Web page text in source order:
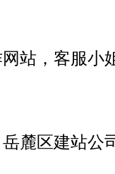
站，客服小
麓区建站公